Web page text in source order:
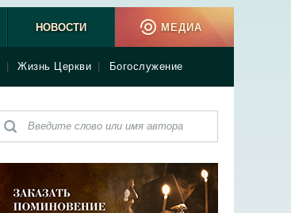
Жизнь Церкви Богослужение
НОВОСТИ МЕДИА